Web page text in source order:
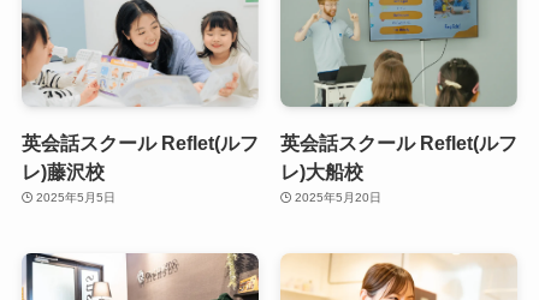
英会話スクール Reflet(ルフ
レ)藤沢校
2025年5月5日
英会話スクール Reflet(ルフ
レ)大船校
2025年5月20日